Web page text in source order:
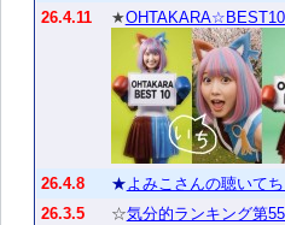
26.4.11
★
26.4.8 ★よみこさんの聴いて
26.3.5
☆気分的ランキング第